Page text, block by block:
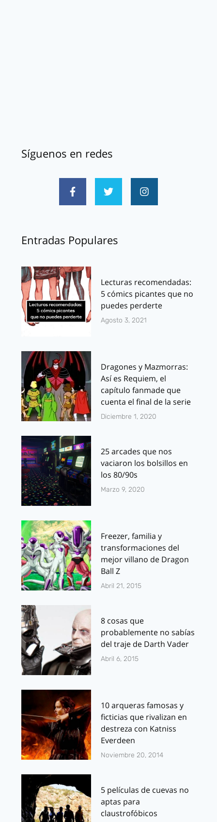
Síguenos en redes
Entradas Populares
Lecturas recomendadas:
5 cómics picantes que no
puedes perderte
Agosto 3, 2021
Dragones y Mazmorras:
Así es Requiem, el
capítulo fanmade que
cuenta el final de la serie
Diciembre 1, 2020
25 arcades que nos
vaciaron los bolsillos en
los 80/90s
Marzo 9, 2020
Freezer, familia y
transformaciones del
mejor villano de Dragon
Ball Z
Abril 21, 2015
8 cosas que
probablemente no sabías
del traje de Darth Vader
Abril 6, 2015
10 arqueras famosas y
ficticias que rivalizan en
destreza con Katniss
Everdeen
Noviembre 20, 2014
5 películas de cuevas no
aptas para
claustrofóbicos